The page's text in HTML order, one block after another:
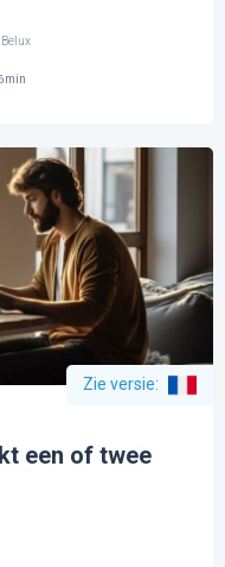
min
Zie versie:
een of twee